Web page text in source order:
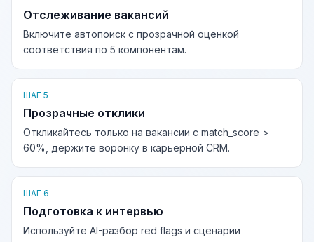
Отслеживание вакансий
Включите автопоиск с прозрачной оценкой
соответствия по 5 компонентам.
ШАГ 5
Прозрачные отклики
Откликайтесь только на вакансии с match_score >
60%, держите воронку в карьерной CRM.
ШАГ 6
Подготовка к интервью
Используйте AI-разбор red flags и сценарии